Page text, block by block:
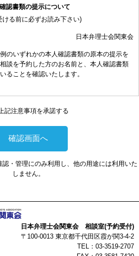
相談担当弁理士も当会も法的責任を負うもの
承下さい。
弁理士に対して調査、出願等の相談事案を
の受任事件として有料となります。また、
士個人との関係となり、当会は関与しませ
務所によって異なりますので、詳細は特許事
議システムを利用して実施します。WEB会
によって生じた不利益または損害に対して、
い兼ねます。この点あらかじめご了承くださ
認書類の提示について
ける前に必ずお読み下さい)
日本弁理士会関東会
のいずれかの本人確認書類の原本の提示を
談を予約した方のお名前と、本人確認書類
ることを確認いたします。
場合は、相談を受けることができません。
記注意事項を承諾する
・管理にのみ利用し、他の用途には利用いた
しません。
日本弁理士会関東会 相談室(予約受付)
〒100-0013 東京都千代田区霞が関3-4-2
TEL：03-3519-2707